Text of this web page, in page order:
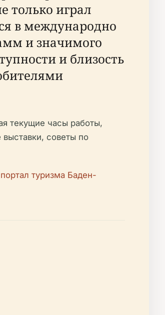
только играл
в международно
и значимого
и близость
текущие часы работы,
советы по
портал туризма Баден-